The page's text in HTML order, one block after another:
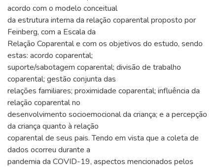
acordo com o modelo conceitual
da estrutura interna da relação coparental proposto por
Feinberg, com a Escala da
Relação Coparental e com os objetivos do estudo, sendo
estas: acordo coparental;
suporte/sabotagem coparental; divisão de trabalho
coparental; gestão conjunta das
relações familiares; proximidade coparental; influência da
relação coparental no
desenvolvimento socioemocional da criança; e a percepção
da criança quanto à relação
coparental de seus pais. Tendo em vista que a coleta de
dados ocorreu durante a
pandemia da COVID-19, aspectos mencionados pelos